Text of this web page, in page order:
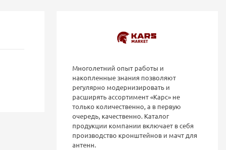
Многолетний опыт работы и
накопленные знания позволяют
регулярно модернизировать и
расширять ассортимент «Карс» не
только количественно, а в первую
очередь, качественно. Каталог
продукции компании включает в себя
производство кронштейнов и мачт для
антенн.